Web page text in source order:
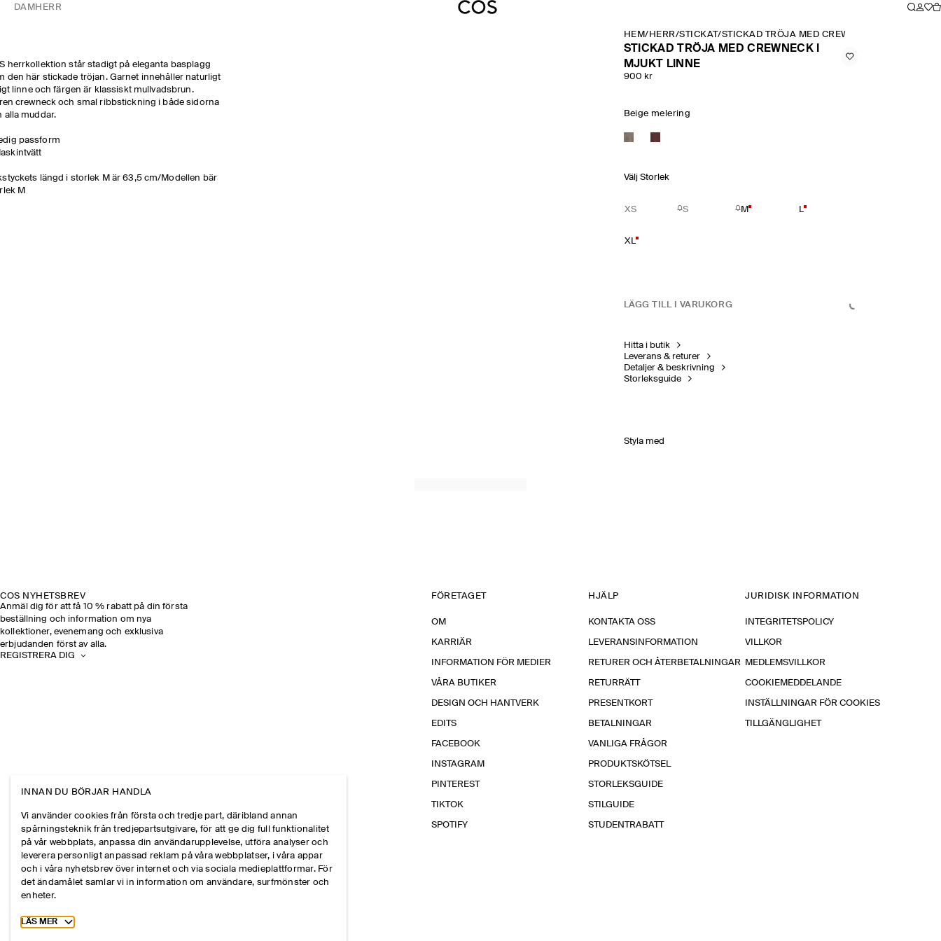
DAM HERR
herrkollektion står stadigt på eleganta basplagg
den här stickade tröjan. Garnet innehåller naturligt
linne och färgen är klassiskt mullvadsbrun.
crewneck och smal ribbstickning i både sidorna
alla muddar.
passform
längd i storlek M är 63,5 cm/Modellen bär
M
HEM/ HERR/STICKAT/STICKAD TRÖJA MED CREWNECK I MJUKT
STICKAD TRÖJA MED CREWNECK I
MJUKT LINNE
900 kr
Beige melering
Välj Storlek
XS S M L
XL
LÄGG TILL I VARUKORG
Hitta i butik
Leverans & returer
Detaljer & beskrivning
Storleksguide
Styla med
COS NYHETSBREV
Anmäl dig för att få 10 % rabatt på din första
beställning och information om nya
kollektioner, evenemang och exklusiva
erbjudanden först av alla.
REGISTRERA DIG
FÖRETAGET
OM
KARRIÄR
INFORMATION FÖR MEDIER
VÅRA BUTIKER
DESIGN OCH HANTVERK
EDITS
FACEBOOK
INSTAGRAM
PINTEREST
TIKTOK
SPOTIFY
HJÄLP
KONTAKTA OSS
LEVERANSINFORMATION
RETURER OCH ÅTERBETALNINGAR
RETURRÄTT
PRESENTKORT
BETALNINGAR
VANLIGA FRÅGOR
PRODUKTSKÖTSEL
STORLEKSGUIDE
STILGUIDE
STUDENTRABATT
JURIDISK INFORMATION
INTEGRITETSPOLICY
VILLKOR
MEDLEMSVILLKOR
COOKIEMEDDELANDE
INSTÄLLNINGAR FÖR COOKIES
TILLGÄNGLIGHET
INNAN DU BÖRJAR HANDLA
Vi använder cookies från första och tredje part, däribland annan
spårningsteknik från tredjepartsutgivare, för att ge dig full funktionalitet
på vår webbplats, anpassa din användarupplevelse, utföra analyser och
leverera personligt anpassad reklam på våra webbplatser, i våra appar
och i våra nyhetsbrev över internet och via sociala medieplattformar. För
det ändamålet samlar vi in information om användare, surfmönster och
enheter.
Toggle more cookie information
LÄS MER